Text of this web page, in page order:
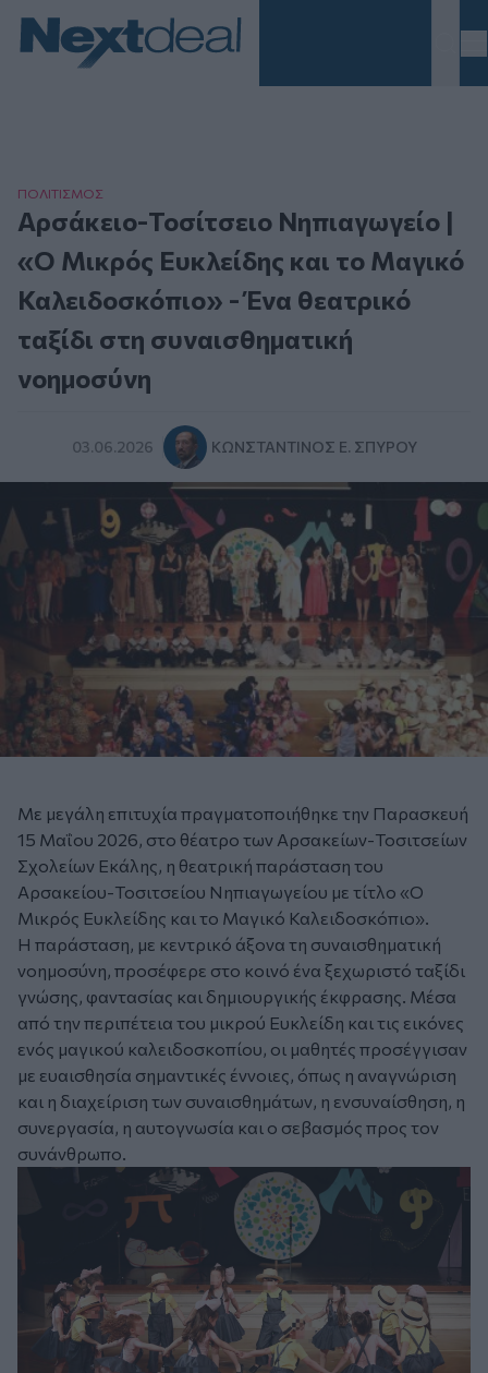
ΠΟΛΙΤΙΣΜΟΣ
Αρσάκειο-Τοσίτσειο Νηπιαγωγείο |
«Ο Μικρός Ευκλείδης και το Μαγικό
Καλειδοσκόπιο» - Ένα θεατρικό
ταξίδι στη συναισθηματική
νοημοσύνη
03.06.2026 ΚΩΝΣΤΑΝΤΊΝΟΣ Ε. ΣΠΎΡΟΥ
Με μεγάλη επιτυχία πραγματοποιήθηκε την Παρασκευή
15 Μαΐου 2026, στο θέατρο των Αρσακείων-Τοσιτσείων
Σχολείων Εκάλης, η θεατρική παράσταση του
Αρσακείου-Τοσιτσείου Νηπιαγωγείου με τίτλο «Ο
Μικρός Ευκλείδης και το Μαγικό Καλειδοσκόπιο».
Η παράσταση, με κεντρικό άξονα τη συναισθηματική
νοημοσύνη, προσέφερε στο κοινό ένα ξεχωριστό ταξίδι
γνώσης, φαντασίας και δημιουργικής έκφρασης. Μέσα
από την περιπέτεια του μικρού Ευκλείδη και τις εικόνες
ενός μαγικού καλειδοσκοπίου, οι μαθητές προσέγγισαν
με ευαισθησία σημαντικές έννοιες, όπως η αναγνώριση
και η διαχείριση των συναισθημάτων, η ενσυναίσθηση, η
συνεργασία, η αυτογνωσία και ο σεβασμός προς τον
συνάνθρωπο.